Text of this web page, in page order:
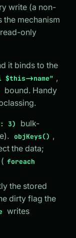
write (a non-
the mechanism
only
it binds to the
>name" ,
bound. Handy
3)
bulk-
objKeys() ,
the data;
foreach
the stored
dirty flag the
writes